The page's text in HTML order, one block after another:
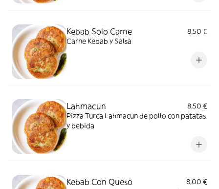
Kebab Solo Carne
8,50 €
Carne Kebab y Salsa
Lahmacun
8,50 €
Pizza Turca Lahmacun de pollo con patatas
y bebida
Kebab Con Queso
8,00 €